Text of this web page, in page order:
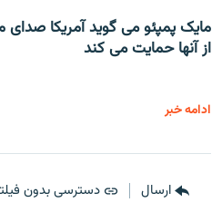
مایک پمپئو می گوید آمریکا صدای
از آنها حمایت می کند
ادامه خبر
ارسال دسترسی بدون